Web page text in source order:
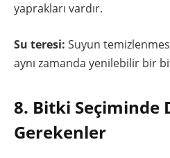
yaprakları vardır.
Su teresi: Suyun
aynı zamanda yenilebilir bir
8. Bitki Seçiminde
Gerekenler